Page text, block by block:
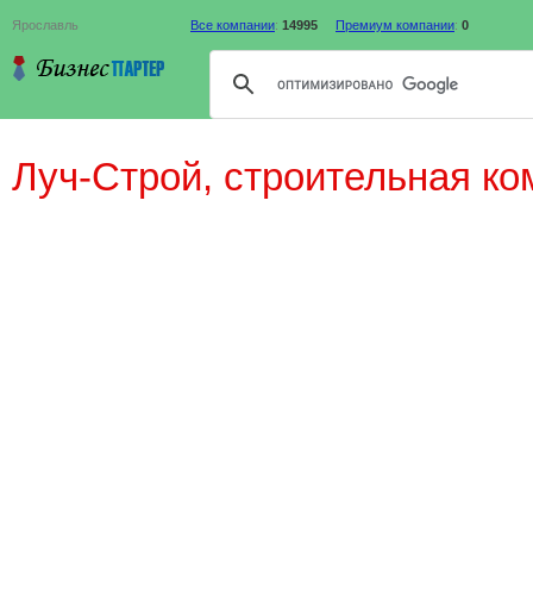
Ярославль Все компании: 14995 Премиум компании: 0
Луч-Строй, строительная